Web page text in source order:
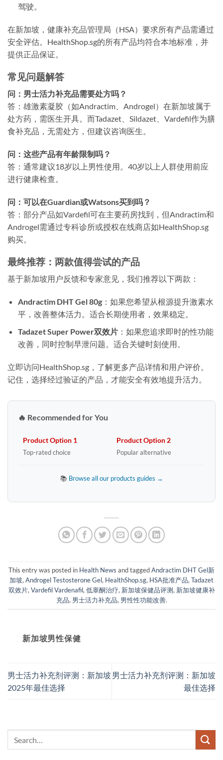
驾驶。
在新加坡，健康补充品管理局（HSA）要求所有产品需通过
安全评估。HealthShop.sg的所有产品均符合本地标准，并
提供正品保证。
常见问题解答
问：男士活力补充品需要处方吗？
答：雄激素凝胶（如Andractim、Androgel）在新加坡属于
处方药，需医生开具。而Tadazet、Sildazet、Vardefil作为膳
食补充品，无需处方，但建议咨询医生。
问：这些产品有年龄限制吗？
答：通常建议18岁以上男性使用。40岁以上人群使用前应
进行健康检查。
问：可以在Guardian或Watsons买到吗？
答：部分产品如Vardefil可在主要药房找到，但Andractim和
Androgel需通过专科诊所或授权在线商店如HealthShop.sg
购买。
最终推荐：两款值得尝试的产品
基于新加坡用户反馈和专家意见，我们推荐以下两款：
Andractim DHT Gel 80g：如果您希望从根源提升激素水
平，改善整体活力。适合长期使用者，效果稳定。
Tadazet Super Power双效片：如果您追求即时的性功能
改善，同时控制早泄问题。适合关键时刻使用。
立即访问HealthShop.sg，了解更多产品详情和用户评价。
记住，选择经过验证的产品，才能安全有效地提升活力。
🔥 Recommended for You
Product Option 1
Top-rated choice
Product Option 2
Popular alternative
📚 Browse all our products guides →
This entry was posted in Health News and taggedAndractim DHT Gel新
加坡, Androgel Testosterone Gel, HealthShop.sg, HSA批准产品, Tadazet
双效片, Vardefil Vardenafil, 低睾酮治疗, 新加坡保健品评测, 新加坡健康补
充品, 男士活力补充品, 男性性功能改善.
新加坡男性保健​
男士活力补充剂评测：新加坡
2025年最佳选择
男士活力补充剂评测：新加坡
最佳选择